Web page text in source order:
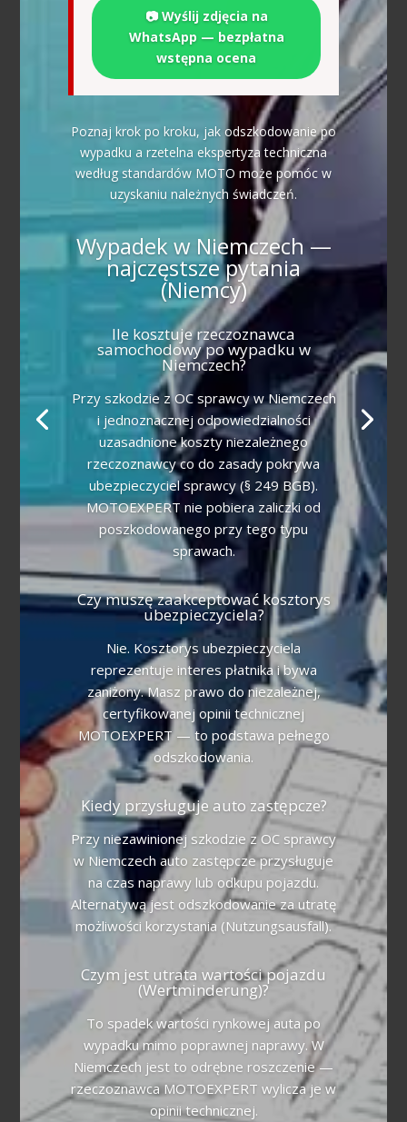
📷 Wyślij zdjęcia na
WhatsApp — bezpłatna
wstępna ocena
Poznaj krok po kroku, jak odszkodowanie po
wypadku a rzetelna ekspertyza techniczna
według standardów MOTO może pomóc w
uzyskaniu należnych świadczeń.
Wypadek w Niemczech —
najczęstsze pytania
(Niemcy)
Ile kosztuje rzeczoznawca
samochodowy po wypadku w
Niemczech?
Przy szkodzie z OC sprawcy w Niemczech
i jednoznacznej odpowiedzialności
uzasadnione koszty niezależnego
rzeczoznawcy co do zasady pokrywa
ubezpieczyciel sprawcy (§ 249 BGB).
MOTOEXPERT nie pobiera zaliczki od
poszkodowanego przy tego typu
sprawach.
Czy muszę zaakceptować kosztorys
ubezpieczyciela?
Nie. Kosztorys ubezpieczyciela
reprezentuje interes płatnika i bywa
zaniżony. Masz prawo do niezależnej,
certyfikowanej opinii technicznej
MOTOEXPERT — to podstawa pełnego
odszkodowania.
Kiedy przysługuje auto zastępcze?
Przy niezawinionej szkodzie z OC sprawcy
w Niemczech auto zastępcze przysługuje
na czas naprawy lub odkupu pojazdu.
Alternatywą jest odszkodowanie za utratę
możliwości korzystania (Nutzungsausfall).
Czym jest utrata wartości pojazdu
(Wertminderung)?
To spadek wartości rynkowej auta po
wypadku mimo poprawnej naprawy. W
Niemczech jest to odrębne roszczenie —
rzeczoznawca MOTOEXPERT wylicza je w
opinii technicznej.